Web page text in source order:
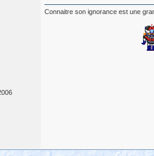
Connaitre son ignorance est une